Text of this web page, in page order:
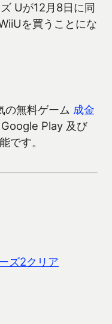
Uが12月8日に同
を買うことにな
の無料ゲーム 成金
Play 及び
です。
ズ2クリア